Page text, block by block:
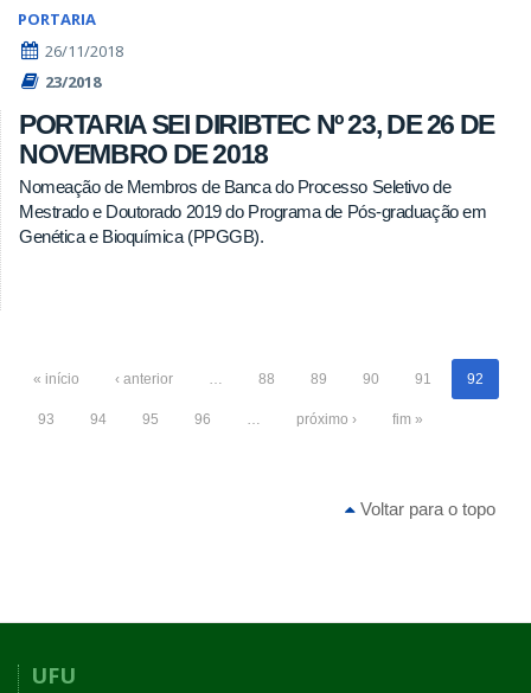
PORTARIA
26/11/2018
23/2018
PORTARIA SEI DIRIBTEC Nº 23, DE 26 DE
NOVEMBRO DE 2018
Nomeação de Membros de Banca do Processo Seletivo de
Mestrado e Doutorado 2019 do Programa de Pós-graduação em
Genética e Bioquímica (PPGGB).
« início ‹ anterior 88 89 90 91 92
93 94 95 96 próximo › fim »
Voltar para o topo
UFU